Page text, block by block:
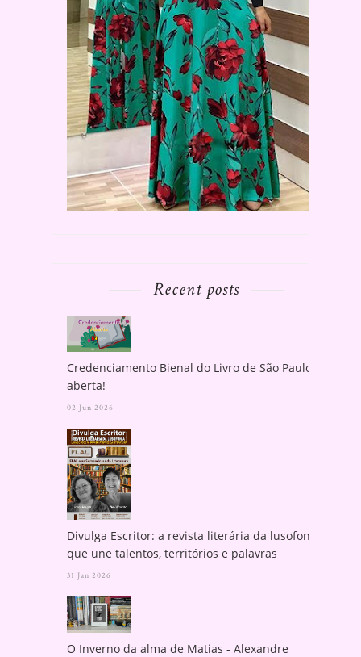
Recent posts
Credenciamento Bienal do Livro de São Paulo
aberta!
02 Jun 2026
Divulga Escritor: a revista literária da lusofonia
que une talentos, territórios e palavras
31 Jan 2026
O Inverno da alma de Matias - Alexandre